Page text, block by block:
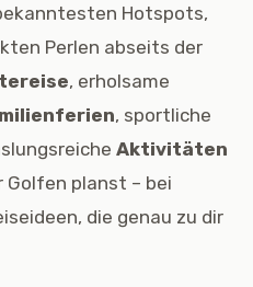
Hotspots,
Perlen abseits der
, erholsame
, sportliche
Aktivitäten
Golfen planst – bei
die genau zu dir